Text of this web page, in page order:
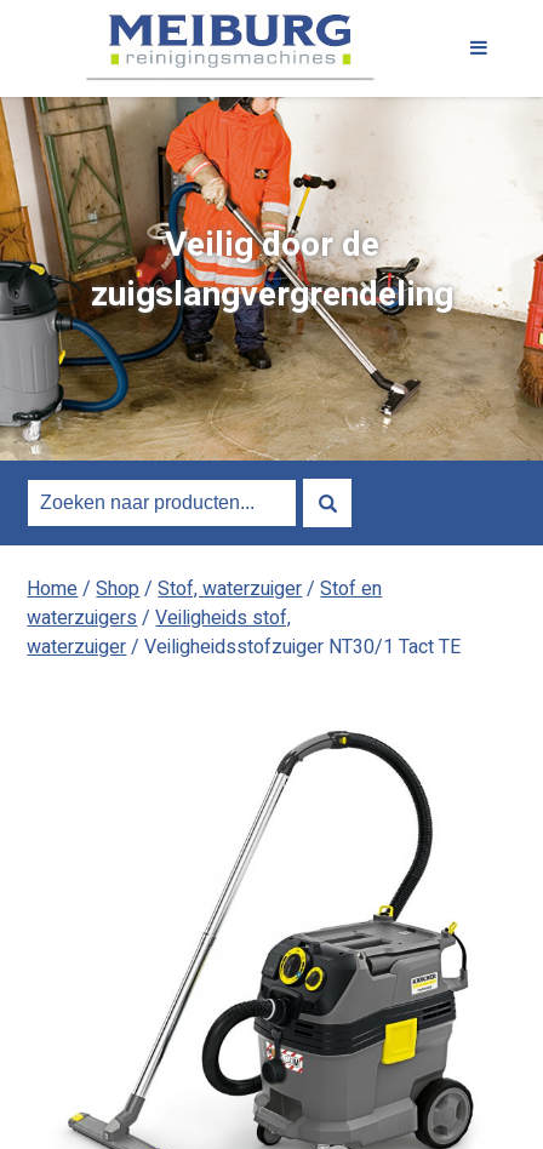
Veilig door de
zuigslangvergrendeling
Home/Shop/Stof, waterzuiger/Stof en
waterzuigers/Veiligheids stof,
waterzuiger/ Veiligheidsstofzuiger NT30/1 Tact TE